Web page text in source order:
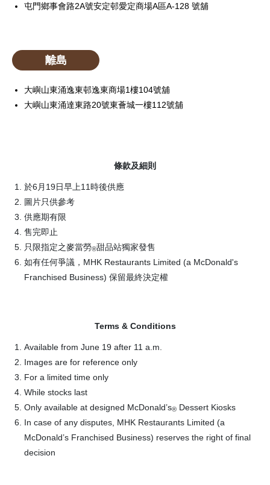
屯門鄉事會路2A號安定邨愛定商場A區A-128 號舖
離島
大嶼山東涌逸東邨逸東商場1樓104號舖
大嶼山東涌達東路20號東薈城一樓112號舖
條款及細則
於6月19日早上11時後供應
圖片只供參考
供應期有限
售完即止
只限指定之麥當勞®甜品站獨家發售
如有任何爭議，MHK Restaurants Limited (a McDonald's
Franchised Business) 保留最終決定權
Terms & Conditions
Available from June 19 after 11 a.m.
Images are for reference only
For a limited time only
While stocks last
Only available at designed McDonald’s® Dessert Kiosks
In case of any disputes, MHK Restaurants Limited (a
McDonald’s Franchised Business) reserves the right of final
decision